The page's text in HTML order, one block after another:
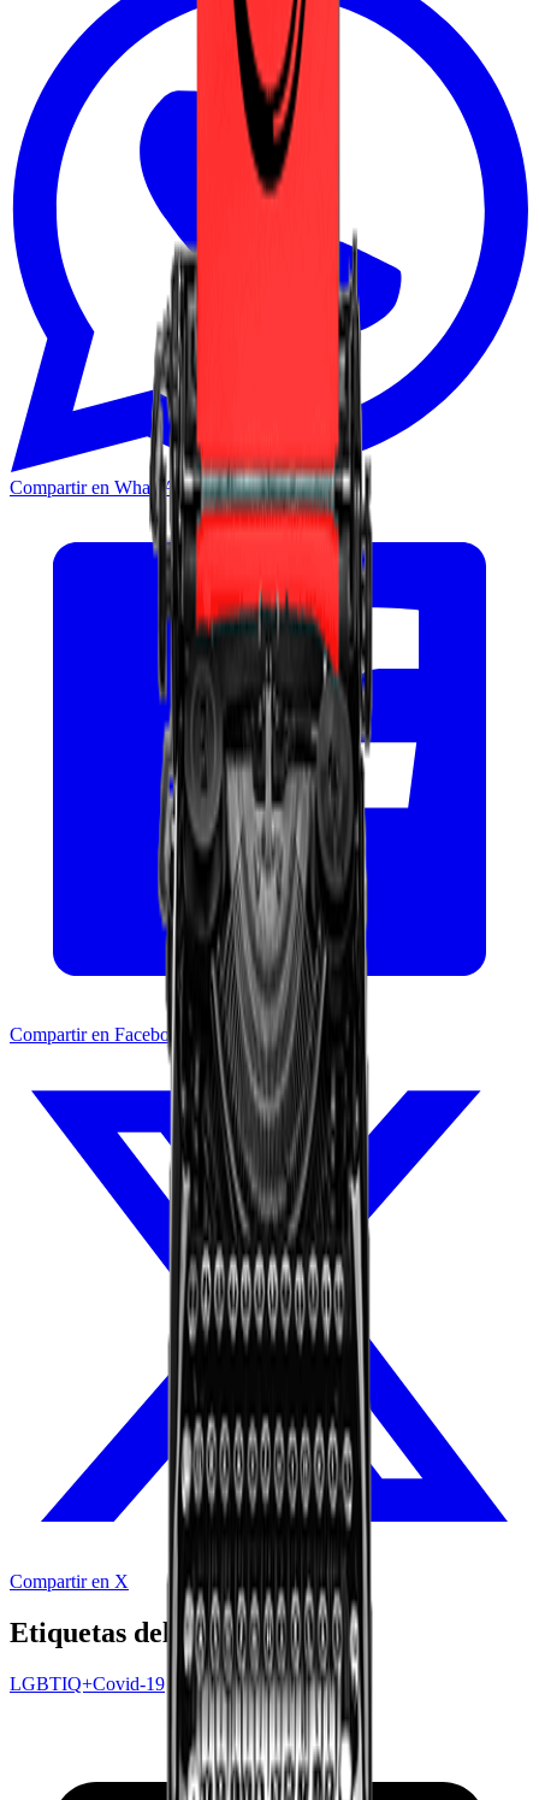
Compartir en WhatsApp
Compartir en Facebook
Compartir en X
Etiquetas del audio
LGBTIQ+Covid-19